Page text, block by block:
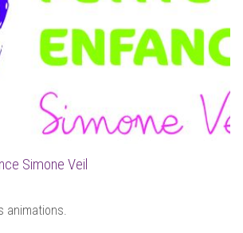
Simone Veil
animations.